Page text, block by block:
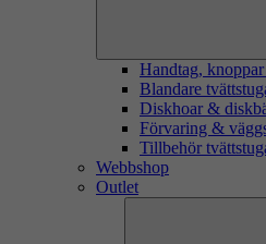
Handtag,
Blandare
Diskhoar &
Förvaring &
Tillbehör
Webbshop
Outlet